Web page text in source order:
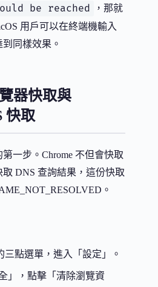
be reached
，那就
用戶可以在終端機輸入
到同樣效果。
器快取與
快取
一步。Chrome 不但會快取
DNS 查詢結果，這份快取
。
三點選單，進入「設定」。
」，點擊「清除瀏覽資